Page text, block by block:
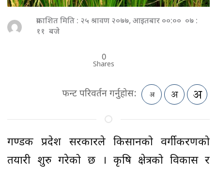
प्रकाशित मिति : २५ श्रावण २०७७, आइतबार ००:०० ०७ :
११ बजे
0
Shares
फन्ट परिवर्तन गर्नुहोस:
गण्डकी प्रदेश सरकारले किसानको वर्गीकरणको
तयारी शुरु गरेको छ । कृषि क्षेत्रको विकास र